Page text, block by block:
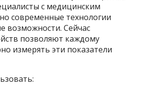
с медицинским
современные технологии
возможности. Сейчас
позволяют каждому
измерять эти показатели